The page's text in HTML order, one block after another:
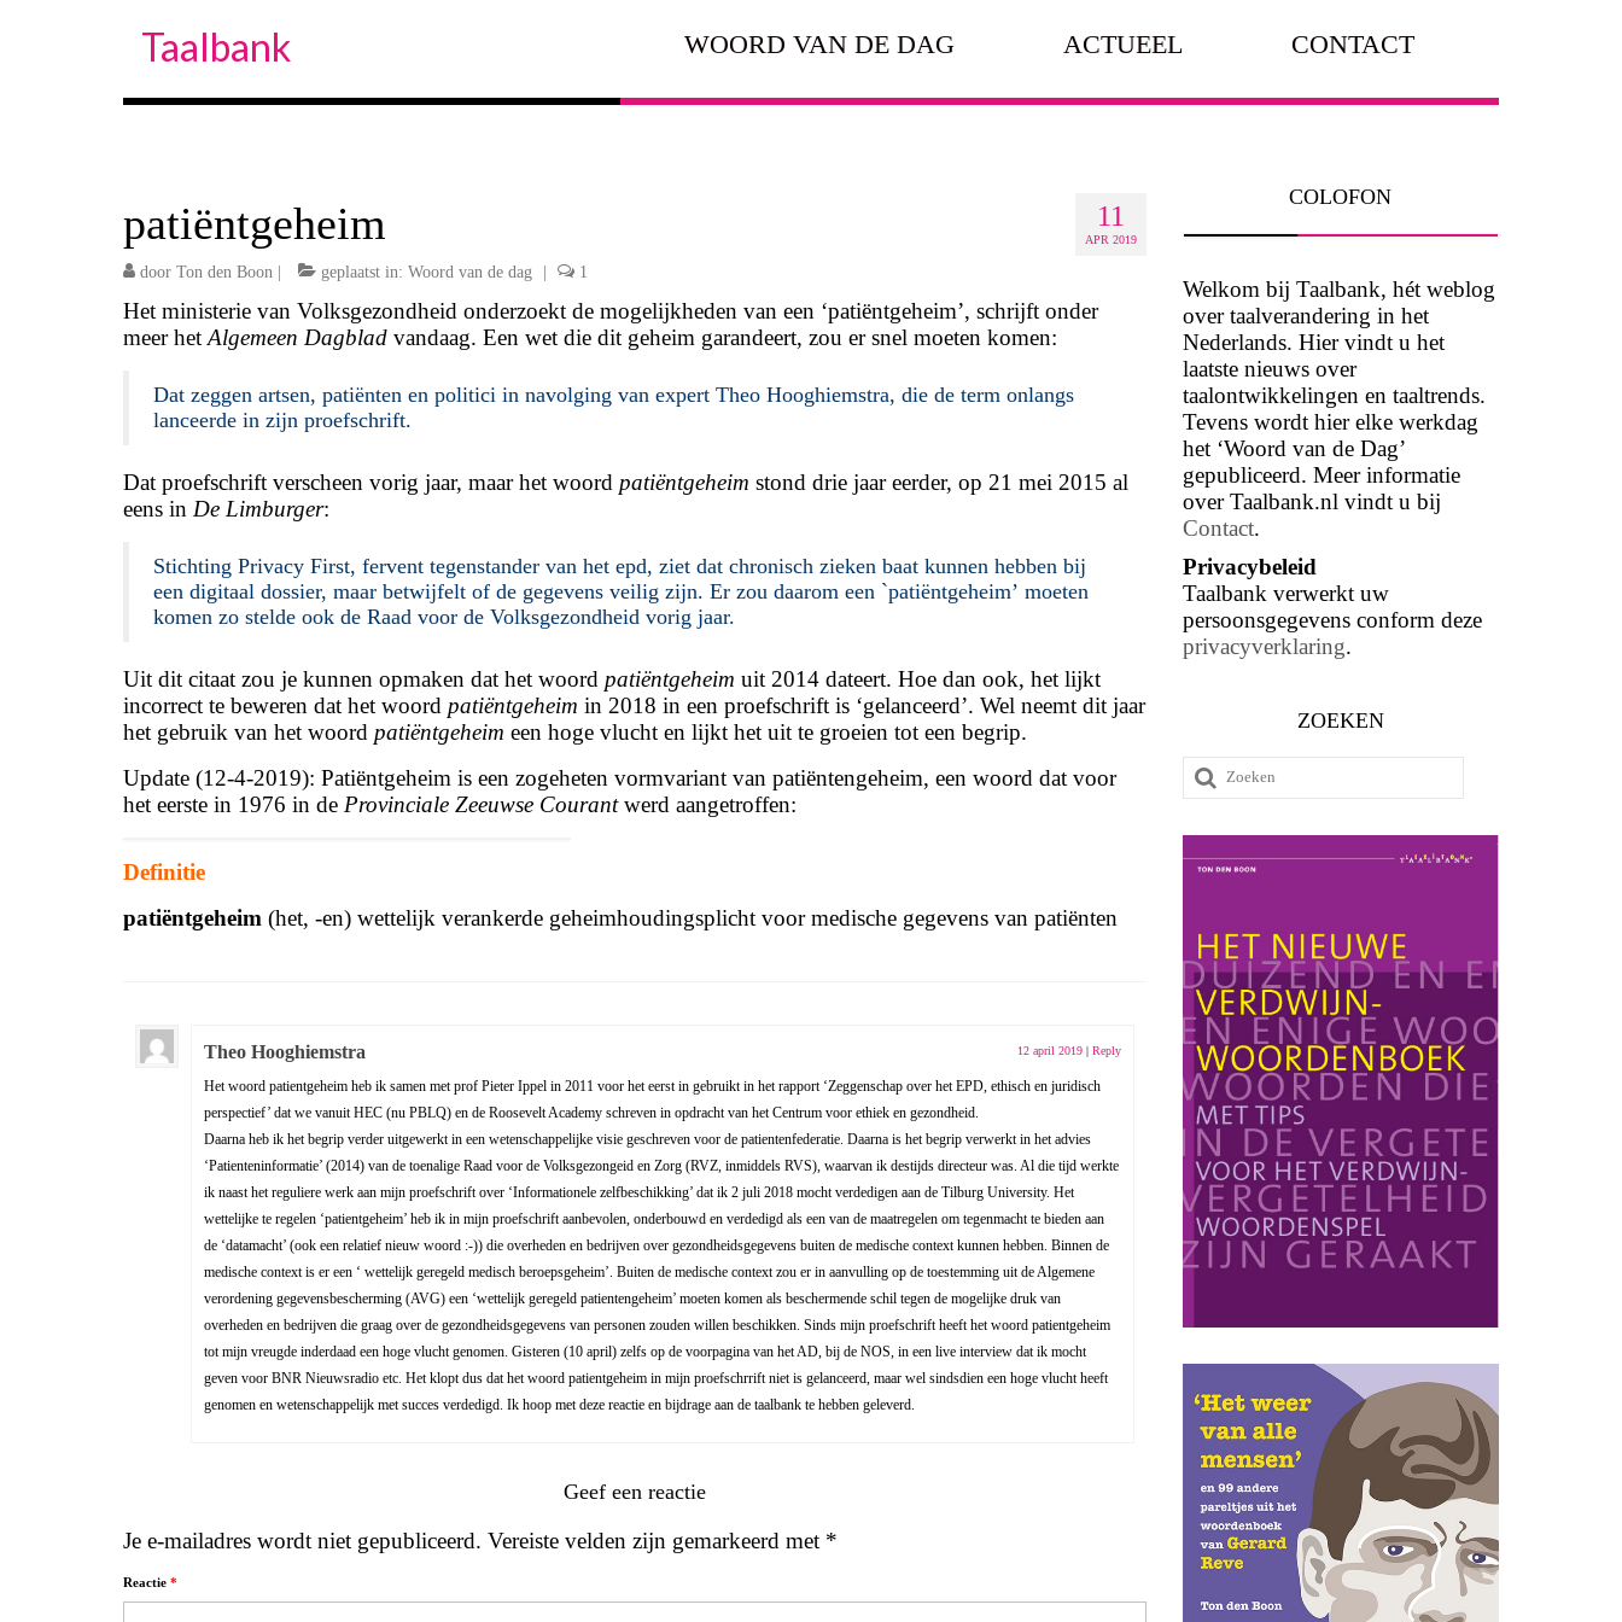
Taalbank WOORD VAN DE DAG ACTUEEL CONTACT
11
APR 2019
patiëntgeheim
door Ton den Boon geplaatst in: Woord van de dag 1
Het ministerie van Volksgezondheid onderzoekt de mogelijkheden van een ‘patiëntgeheim’, schrijft onder
meer het Algemeen Dagblad vandaag. Een wet die dit geheim garandeert, zou er snel moeten komen:
Dat zeggen artsen, patiënten en politici in navolging van expert Theo Hooghiemstra, die de term onlangs
lanceerde in zijn proefschrift.
Dat proefschrift verscheen vorig jaar, maar het woord patiëntgeheim stond drie jaar eerder, op 21 mei 2015 al
eens in De Limburger:
Stichting Privacy First, fervent tegenstander van het epd, ziet dat chronisch zieken baat kunnen hebben bij
een digitaal dossier, maar betwijfelt of de gegevens veilig zijn. Er zou daarom een `patiëntgeheim’ moeten
komen zo stelde ook de Raad voor de Volksgezondheid vorig jaar.
Uit dit citaat zou je kunnen opmaken dat het woord patiëntgeheim uit 2014 dateert. Hoe dan ook, het lijkt
incorrect te beweren dat het woord patiëntgeheim in 2018 in een proefschrift is ‘gelanceerd’. Wel neemt dit jaar
het gebruik van het woord patiëntgeheim een hoge vlucht en lijkt het uit te groeien tot een begrip.
Update (12-4-2019): Patiëntgeheim is een zogeheten vormvariant van patiëntengeheim, een woord dat voor
het eerste in 1976 in de Provinciale Zeeuwse Courantwerd aangetroffen:
Definitie
patiëntgeheim (het, -en) wettelijk verankerde geheimhoudingsplicht voor medische gegevens van patiënten
Theo Hooghiemstra 12 april 2019 | Reply
Het woord patientgeheim heb ik samen met prof Pieter Ippel in 2011 voor het eerst in gebruikt in het rapport ‘Zeggenschap over het EPD, ethisch en juridisch
perspectief’ dat we vanuit HEC (nu PBLQ) en de Roosevelt Academy schreven in opdracht van het Centrum voor ethiek en gezondheid.
Daarna heb ik het begrip verder uitgewerkt in een wetenschappelijke visie geschreven voor de patientenfederatie. Daarna is het begrip verwerkt in het advies
‘Patienteninformatie’ (2014) van de toenalige Raad voor de Volksgezongeid en Zorg (RVZ, inmiddels RVS), waarvan ik destijds directeur was. Al die tijd werkte
ik naast het reguliere werk aan mijn proefschrift over ‘Informationele zelfbeschikking’ dat ik 2 juli 2018 mocht verdedigen aan de Tilburg University. Het
wettelijke te regelen ‘patientgeheim’ heb ik in mijn proefschrift aanbevolen, onderbouwd en verdedigd als een van de maatregelen om tegenmacht te bieden aan
de ‘datamacht’ (ook een relatief nieuw woord :-)) die overheden en bedrijven over gezondheidsgegevens buiten de medische context kunnen hebben. Binnen de
medische context is er een ‘ wettelijk geregeld medisch beroepsgeheim’. Buiten de medische context zou er in aanvulling op de toestemming uit de Algemene
verordening gegevensbescherming (AVG) een ‘wettelijk geregeld patientengeheim’ moeten komen als beschermende schil tegen de mogelijke druk van
overheden en bedrijven die graag over de gezondheidsgegevens van personen zouden willen beschikken. Sinds mijn proefschrift heeft het woord patientgeheim
tot mijn vreugde inderdaad een hoge vlucht genomen. Gisteren (10 april) zelfs op de voorpagina van het AD, bij de NOS, in een live interview dat ik mocht
geven voor BNR Nieuwsradio etc. Het klopt dus dat het woord patientgeheim in mijn proefschrrift niet is gelanceerd, maar wel sindsdien een hoge vlucht heeft
genomen en wetenschappelijk met succes verdedigd. Ik hoop met deze reactie en bijdrage aan de taalbank te hebben geleverd.
Geef een reactie
Je e-mailadres wordt niet gepubliceerd. Vereiste velden zijn gemarkeerd met *
Reactie *
COLOFON
Welkom bij Taalbank, hét weblog
over taalverandering in het
Nederlands. Hier vindt u het
laatste nieuws over
taalontwikkelingen en taaltrends.
Tevens wordt hier elke werkdag
het ‘Woord van de Dag’
gepubliceerd. Meer informatie
over Taalbank.nl vindt u bij
Contact.
Privacybeleid
Taalbank verwerkt uw
persoonsgegevens conform deze
privacyverklaring.
ZOEKEN
Zoeken
naar: